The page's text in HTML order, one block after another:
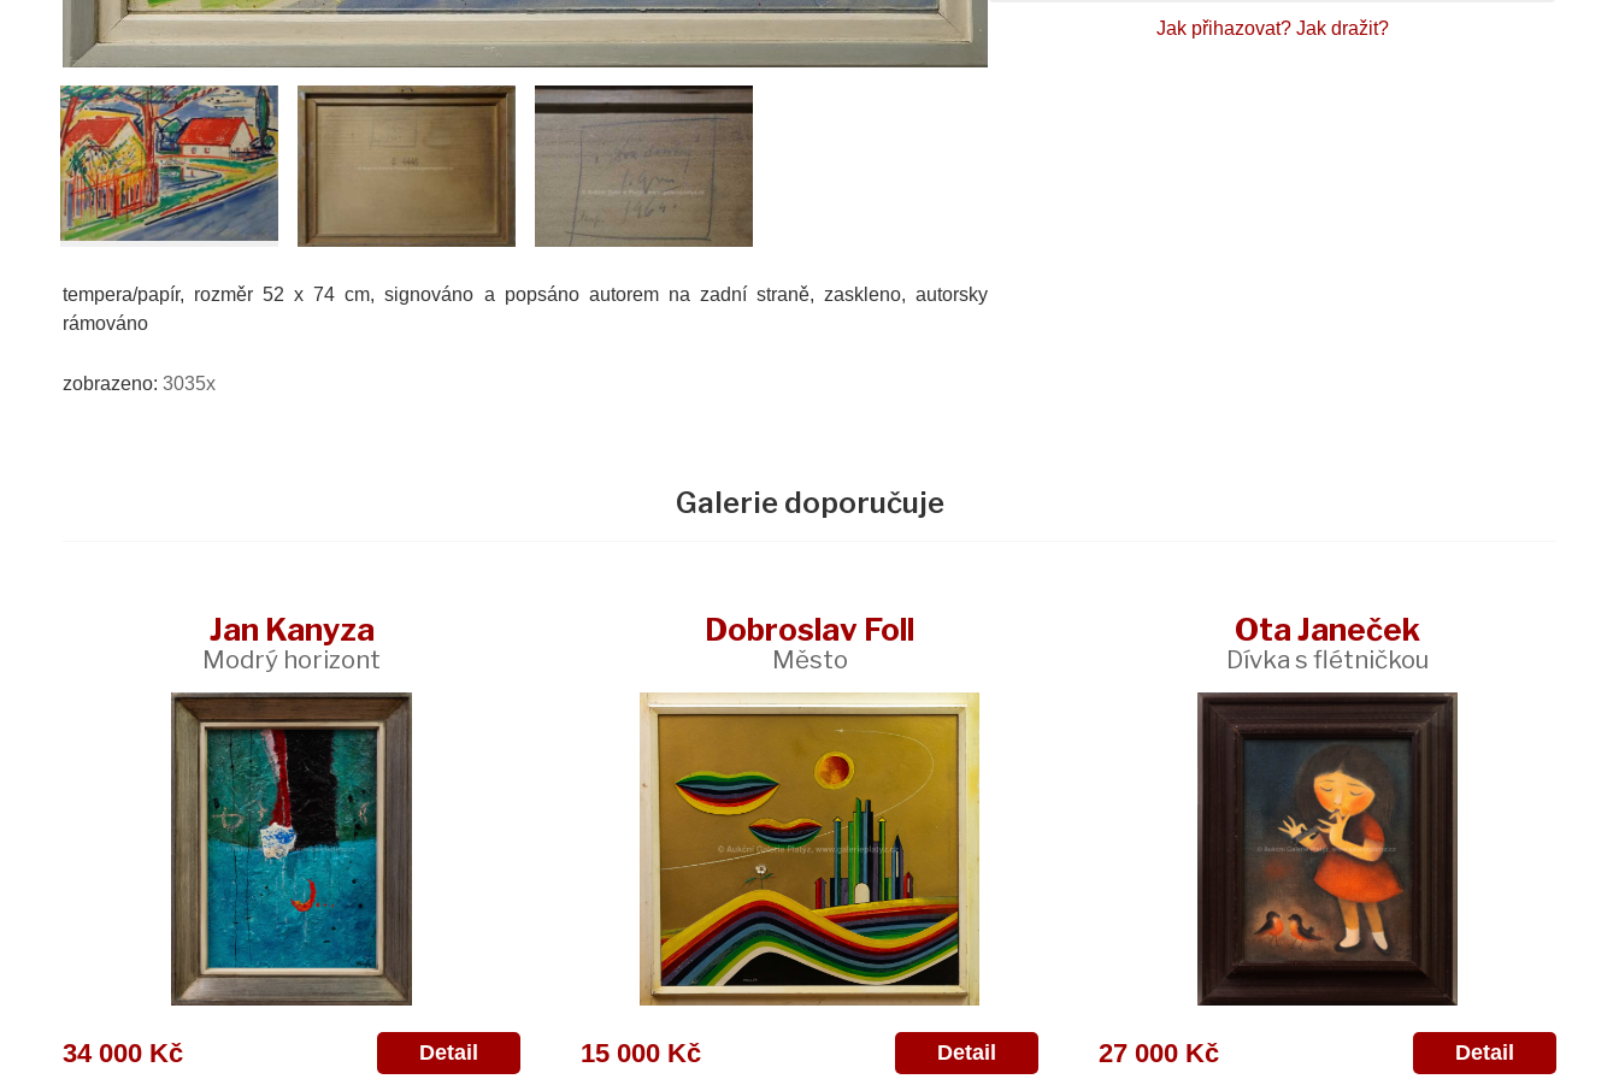
tempera/papír, rozměr 52 x 74 cm, signováno a popsáno autorem na zadní straně, zaskleno, autorsky
rámováno
zobrazeno: 3035x
Jak přihazovat? Jak dražit?
Galerie doporučuje
Jan Kanyza
Modrý horizont
34 000 Kč Detail
Dobroslav Foll
Město
15 000 Kč Detail
Ota Janeček
Dívka s flétničkou
27 000 Kč Detail